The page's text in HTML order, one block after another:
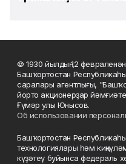
© 1930 йылдың 12
Башҡортостан
саралары агентлығы,
йорто акционерҙар
Ғүмәр улы Юнысов.
Об использовании
Башҡортостан
технологиялары һәм
күҙәтеү буйынса федераль